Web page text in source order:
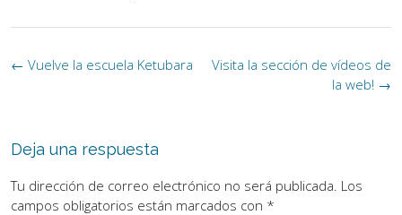
Navegación
Visita la sección de vídeos de
la web! →
← Vuelve la escuela Ketubara
Deja una respuesta
Tu dirección de correo electrónico no será publicada. Los
campos obligatorios están marcados con *